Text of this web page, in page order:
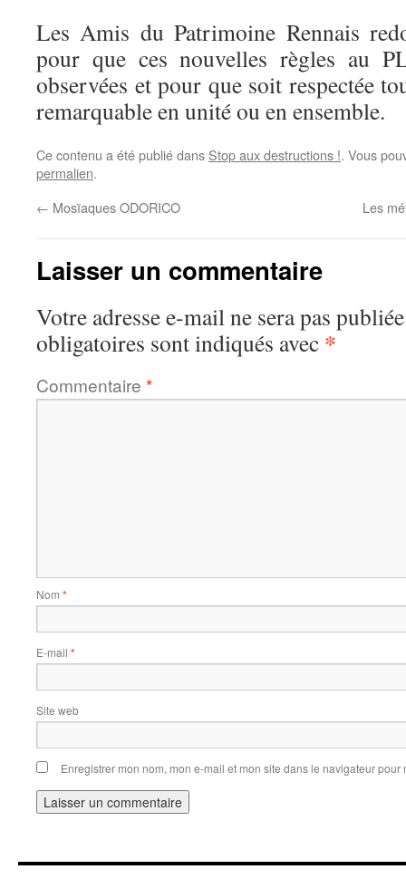
Les Amis du Patrimoine Rennais
pour que ces nouvelles règles au
observées et pour que soit respectée
remarquable en unité ou en ensemble.
Ce contenu a été publié dans Stop aux destructions !. Vous
permalien.
← Mosïaques ODORICO Les
Laisser un commentaire
Votre adresse e-mail ne sera pas
obligatoires sont indiqués avec *
Commentaire *
Nom *
E-mail *
Site web
Enregistrer mon nom, mon e-mail et mon site dans le navigateur